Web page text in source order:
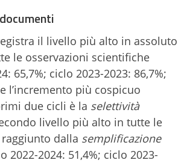
il livello più alto in assoluto
le osservazioni scientifiche
65,7%; ciclo 2023-2023: 86,7%;
l’incremento più cospicuo
due cicli è la selettività
livello più alto in tutte le
dalla semplificazione
2022-2024: 51,4%; ciclo 2023-